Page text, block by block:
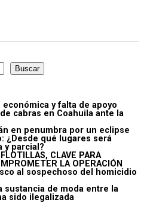
Buscar
y falta de apoyo
cabras en Coahuila ante la
en penumbra por un eclipse
¿Desde qué lugares será
y parcial?
CLAVE PARA
LA OPERACIÓN
al sospechoso del homicidio
sustancia de moda entre la
sido ilegalizada